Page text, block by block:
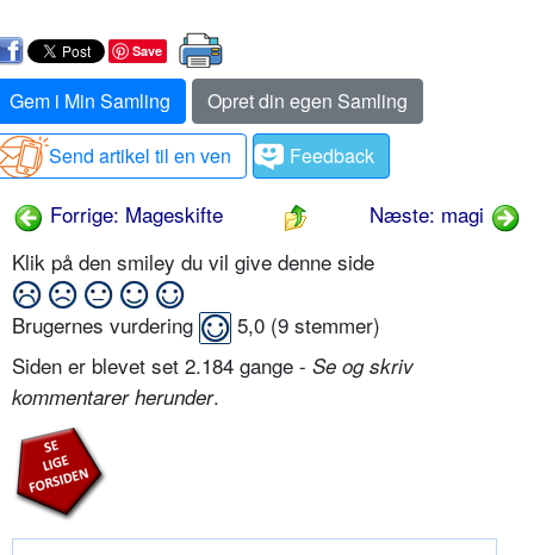
Save
Gem i Min Samling
Opret din egen Samling
Send artikel til en ven
Feedback
Forrige: Mageskifte
Næste: magi
Klik på den smiley du vil give denne side
Brugernes vurdering 5,0 (9 stemmer)
Siden er blevet set 2.184 gange - Se og skriv
kommentarer herunder.